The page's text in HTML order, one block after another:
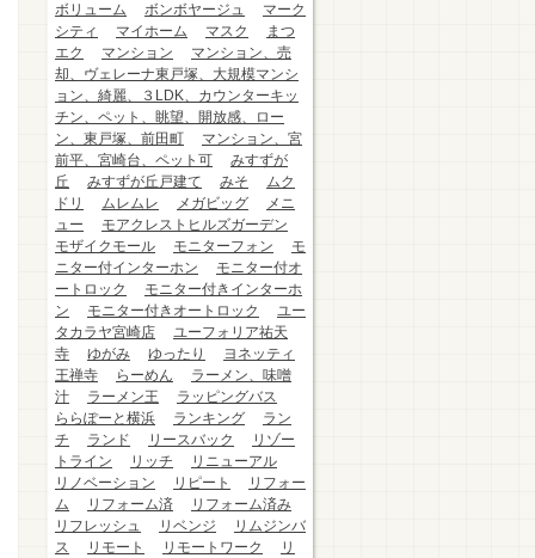
ボリューム
ボンボヤージュ
マーク
シティ
マイホーム マスク
まつ
エク
マンション
マンション、売
却、ヴェレーナ東戸塚、大規模マンシ
ョン、綺麗、３LDK、カウンターキッ
チン、ペット、眺望、開放感、ロー
ン、東戸塚、前田町
マンション、宮
前平、宮崎台、ペット可
みすずが
丘
みすずが丘戸建て みそ
ムク
ドリ
ムレムレ メガビッグ
メニ
ュー
モアクレストヒルズガーデン
モザイクモール
モニターフォン
モ
ニター付インターホン
モニター付オ
ートロック
モニター付きインターホ
ン
モニター付きオートロック
ユー
タカラヤ宮崎店
ユーフォリア祐天
寺
ゆがみ ゆったり
ヨネッティ
王禅寺
らーめん
ラーメン、味噌
汁
ラーメン王
ラッピングバス
ららぽーと横浜
ランキング
ラン
チ
ランド リースバック
リゾー
トライン
リッチ
リニューアル
リノベーション
リピート
リフォー
ム
リフォーム済
リフォーム済み
リフレッシュ
リベンジ
リムジンバ
ス
リモート リモートワーク
リ